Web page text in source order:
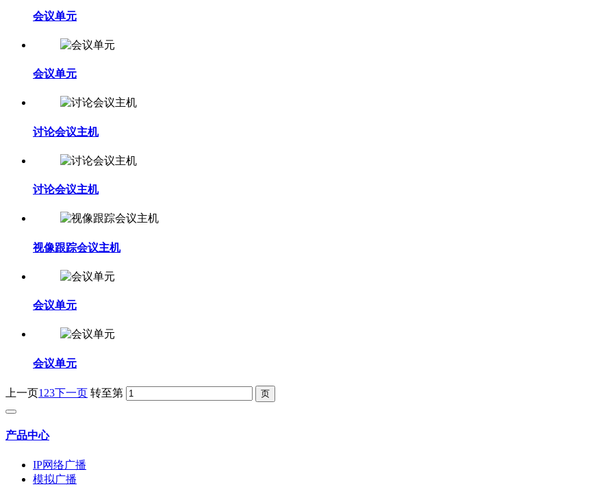
会议单元
会议单元
讨论会议主机
讨论会议主机
视像跟踪会议主机
会议单元
会议单元
上一页1 23下一页 转至第
产品中心
IP网络广播
模拟广播